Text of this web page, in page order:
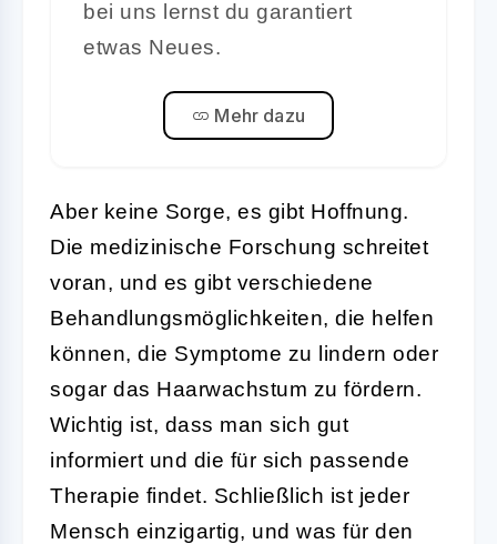
bei uns lernst du garantiert
etwas Neues.
Mehr dazu
Aber keine Sorge, es gibt Hoffnung.
Die medizinische Forschung schreitet
voran, und es gibt verschiedene
Behandlungsmöglichkeiten, die helfen
können, die Symptome zu lindern oder
sogar das Haarwachstum zu fördern.
Wichtig ist, dass man sich gut
informiert und die für sich passende
Therapie findet. Schließlich ist jeder
Mensch einzigartig, und was für den